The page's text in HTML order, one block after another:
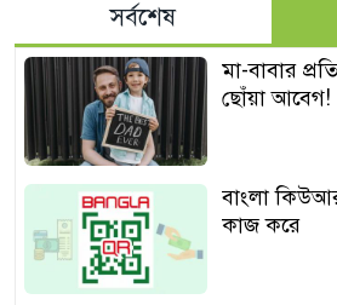
সর্বশেষ
মা-বাবার
ছোঁয়া আবেগ!
বাংলা
কাজ করে